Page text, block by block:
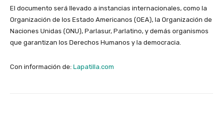
El documento será llevado a instancias internacionales, como la
Organización de los Estado Americanos (OEA), la Organización de
Naciones Unidas (ONU), Parlasur, Parlatino, y demás organismos
que garantizan los Derechos Humanos y la democracia.
Con información de: Lapatilla.com